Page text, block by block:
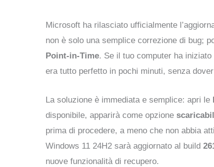
Microsoft ha rilasciato ufficialmente
non è solo una semplice correzione di bug;
Point-in-Time. Se il tuo computer ha
era tutto perfetto in pochi minuti, senza
La soluzione è immediata e semplice: apri le
disponibile, apparirà come opzione
prima di procedere, a meno che non abbia
Windows 11 24H2 sarà aggiornato al build
nuove funzionalità di recupero.